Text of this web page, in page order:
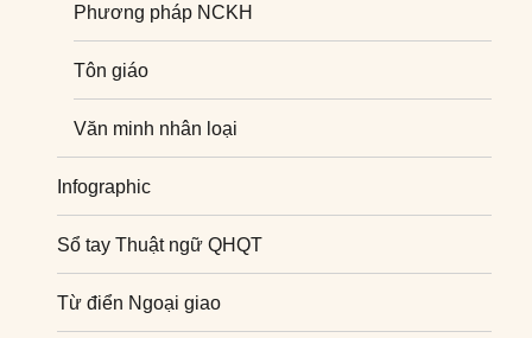
Phương pháp NCKH
Tôn giáo
Văn minh nhân loại
Infographic
Sổ tay Thuật ngữ QHQT
Từ điển Ngoại giao